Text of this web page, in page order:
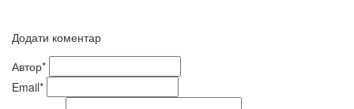
Додати коментар
Автор*
Email*